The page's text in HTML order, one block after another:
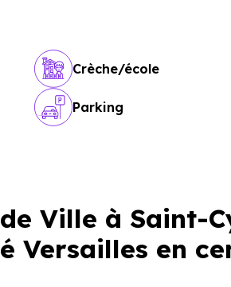
Crèche/école
Parking
Ville à Saint-
Versailles en